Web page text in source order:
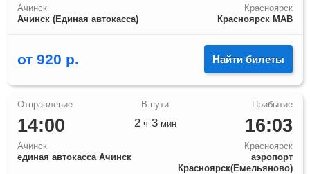
Ачинск
Ачинск (Единая автокасса)
Красноярск
Красноярск МАВ
от 920 р. Найти билеты
14:00
Ачинск
единая автокасса Ачинск
16:03
Красноярск
аэропорт
Красноярск(Емельяново)
2ч 3мин